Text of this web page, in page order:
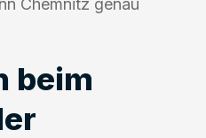
Chemnitz genau
beim